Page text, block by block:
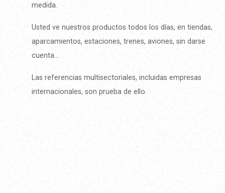
medida.
Usted ve nuestros productos todos los días, en tiendas,
aparcamientos, estaciones, trenes, aviones, sin darse
cuenta...
Las referencias multisectoriales, incluidas empresas
internacionales, son prueba de ello.